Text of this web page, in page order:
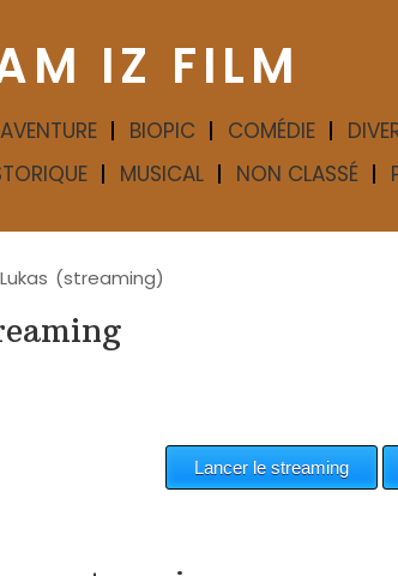
IZ FILM
AVENTURE BIOPIC COMÉDIE
MUSICAL NON CLASSÉ
Lukas (streaming)